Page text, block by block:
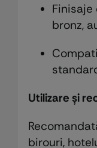
bronz,
Utilizare și
birouri,